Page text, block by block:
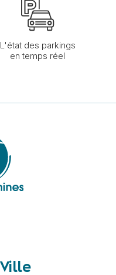
L'état des parkings
en temps réel